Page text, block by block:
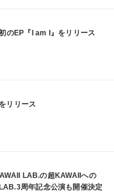
のEP『I am I』をリリース
リリース
LAB.の超KAWAIIへの
周年記念公演も開催決定